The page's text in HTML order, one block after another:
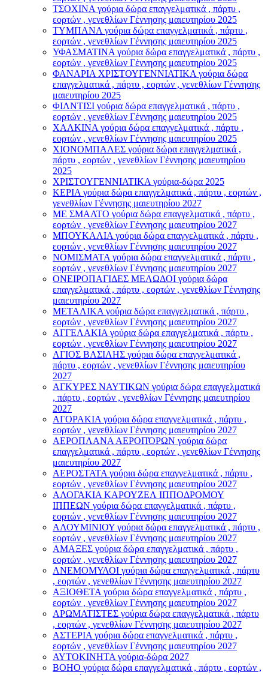
ΤΣΟΧΙΝΑ γούρια δώρα επαγγελματικά , πάρτυ ,
εορτών , γενεθλίων Γέννησης μαιευτηρίου 2025
ΤΥΜΠΑΝΑ γούρια δώρα επαγγελματικά , πάρτυ ,
εορτών , γενεθλίων Γέννησης μαιευτηρίου 2025
ΥΦΑΣΜΑΤΙΝΑ γούρια δώρα επαγγελματικά , πάρτυ ,
εορτών , γενεθλίων Γέννησης μαιευτηρίου 2025
ΦΑΝΑΡΙΑ ΧΡΙΣΤΟΥΓΕΝΝΙΑΤΙΚΑ γούρια δώρα
επαγγελματικά , πάρτυ , εορτών , γενεθλίων Γέννησης
μαιευτηρίου 2025
ΦΙΛΝΤΙΣΙ γούρια δώρα επαγγελματικά , πάρτυ ,
εορτών , γενεθλίων Γέννησης μαιευτηρίου 2025
ΧΑΛΚΙΝΑ γούρια δώρα επαγγελματικά , πάρτυ ,
εορτών , γενεθλίων Γέννησης μαιευτηρίου 2025
ΧΙΟΝΟΜΠΑΛΕΣ γούρια δώρα επαγγελματικά ,
πάρτυ , εορτών , γενεθλίων Γέννησης μαιευτηρίου
2025
ΧΡΙΣΤΟΥΓΕΝΝΙΑΤΙΚΑ γούρια-δώρα 2025
ΚΕΡΙΑ γούρια δώρα επαγγελματικά , πάρτυ , εορτών ,
γενεθλίων Γέννησης μαιευτηρίου 2027
ΜΕ ΣΜΑΛΤΟ γούρια δώρα επαγγελματικά , πάρτυ ,
εορτών , γενεθλίων Γέννησης μαιευτηρίου 2027
ΜΠΟΥΚΑΛΙΑ γούρια δώρα επαγγελματικά , πάρτυ ,
εορτών , γενεθλίων Γέννησης μαιευτηρίου 2027
ΝΟΜΙΣΜΑΤΑ γούρια δώρα επαγγελματικά , πάρτυ ,
εορτών , γενεθλίων Γέννησης μαιευτηρίου 2027
ΟΝΕΙΡΟΠΑΓΙΔΕΣ ΜΕΛΩΔΟΙ γούρια δώρα
επαγγελματικά , πάρτυ , εορτών , γενεθλίων Γέννησης
μαιευτηρίου 2027
ΜΕΤΑΛΙΚΑ γούρια δώρα επαγγελματικά , πάρτυ ,
εορτών , γενεθλίων Γέννησης μαιευτηρίου 2027
ΑΓΓΕΛΑΚΙΑ γούρια δώρα επαγγελματικά , πάρτυ ,
εορτών , γενεθλίων Γέννησης μαιευτηρίου 2027
ΑΓΙΟΣ ΒΑΣΙΛΗΣ γούρια δώρα επαγγελματικά ,
πάρτυ , εορτών , γενεθλίων Γέννησης μαιευτηρίου
2027
ΑΓΚΥΡΕΣ ΝΑΥΤΙΚΩΝ γούρια δώρα επαγγελματικά
, πάρτυ , εορτών , γενεθλίων Γέννησης μαιευτηρίου
2027
ΑΓΟΡΑΚΙΑ γούρια δώρα επαγγελματικά , πάρτυ ,
εορτών , γενεθλίων Γέννησης μαιευτηρίου 2027
ΑΕΡΟΠΛΑΝΑ ΑΕΡΟΠΌΡΩΝ γούρια δώρα
επαγγελματικά , πάρτυ , εορτών , γενεθλίων Γέννησης
μαιευτηρίου 2027
ΑΕΡΟΣΤΑΤΑ γούρια δώρα επαγγελματικά , πάρτυ ,
εορτών , γενεθλίων Γέννησης μαιευτηρίου 2027
ΑΛΟΓΑΚΙΑ ΚΑΡΟΥΖΕΛ ΙΠΠΟΔΡΟΜΟΥ
ΙΠΠΕΩΝ γούρια δώρα επαγγελματικά , πάρτυ ,
εορτών , γενεθλίων Γέννησης μαιευτηρίου 2027
ΑΛΟΥΜΙΝΙΟΥ γούρια δώρα επαγγελματικά , πάρτυ ,
εορτών , γενεθλίων Γέννησης μαιευτηρίου 2027
ΑΜΑΞΕΣ γούρια δώρα επαγγελματικά , πάρτυ ,
εορτών , γενεθλίων Γέννησης μαιευτηρίου 2027
ΑΝΕΜΟΜΥΛΟI γούρια δώρα επαγγελματικά , πάρτυ
, εορτών , γενεθλίων Γέννησης μαιευτηρίου 2027
ΑΞΙΟΘΕΤΑ γούρια δώρα επαγγελματικά , πάρτυ ,
εορτών , γενεθλίων Γέννησης μαιευτηρίου 2027
ΑΡΩΜΑΤΙΣΤΕΣ γούρια δώρα επαγγελματικά , πάρτυ
, εορτών , γενεθλίων Γέννησης μαιευτηρίου 2027
ΑΣΤΕΡIA γούρια δώρα επαγγελματικά , πάρτυ ,
εορτών , γενεθλίων Γέννησης μαιευτηρίου 2027
ΑΥΤΟΚΙΝΗΤΑ γούρια-δώρα 2027
ΒOHO γούρια δώρα επαγγελματικά , πάρτυ , εορτών ,